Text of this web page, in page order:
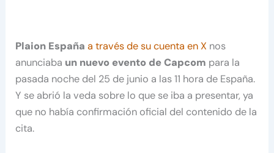
Plaion España a través de su cuenta en X nos
anunciaba un nuevo evento de Capcom para la
pasada noche del 25 de junio a las 11 hora de España.
Y se abrió la veda sobre lo que se iba a presentar, ya
que no había confirmación oficial del contenido de la
cita.